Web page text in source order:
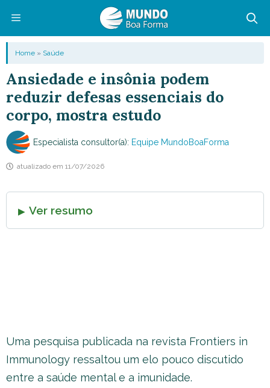
conteúdo
Menu
Home » Saúde
Ansiedade e insônia podem
reduzir defesas essenciais do
corpo, mostra estudo
Especialista consultor(a): Equipe MundoBoaForma
atualizado em 11/07/2026
Ver resumo
Uma pesquisa publicada na revista Frontiers in
Immunology ressaltou um elo pouco discutido
entre a saúde mental e a imunidade.